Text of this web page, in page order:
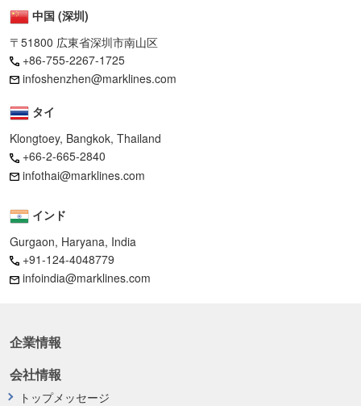
中国 (深圳)
〒51800 広東省深圳市南山区
+86-755-2267-1725
infoshenzhen@marklines.com
タイ
Klongtoey, Bangkok, Thailand
+66-2-665-2840
infothai@marklines.com
インド
Gurgaon, Haryana, India
+91-124-4048779
infoindia@marklines.com
企業情報
会社情報
トップメッセージ